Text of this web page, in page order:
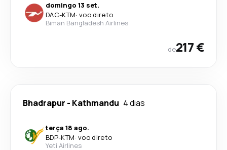
domingo 13 set.
DAC-KTM· voo direto
Biman Bangladesh Airlines
de217 €
Bhadrapur - Kathmandu 4 dias
terça 18 ago.
BDP-KTM· voo direto
Yeti Airlines